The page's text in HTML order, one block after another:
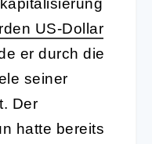
US-Dollar
er durch die
seiner
Der
hatte bereits